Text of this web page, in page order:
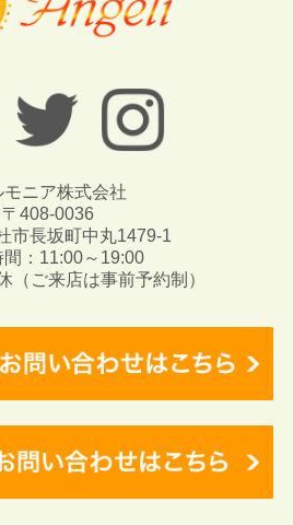
モニア株式会社
〒408-0036
市長坂町中丸1479-1
間：11:00～19:00
（ご来店は事前予約制）